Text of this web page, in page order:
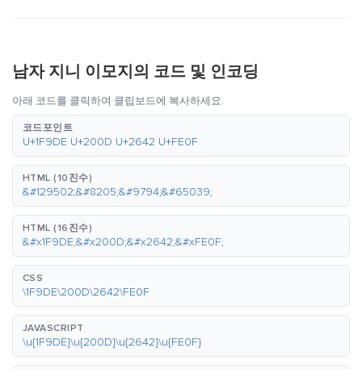
남자 지니 이모지의 코드 및 인코딩
아래 코드를 클릭하여 클립보드에 복사하세요.
코드포인트
U+1F9DE U+200D U+2642 U+FE0F
HTML (10진수)
&#129502;&#8205;&#9794;&#65039;
HTML (16진수)
&#x1F9DE;&#x200D;&#x2642;&#xFE0F;
CSS
\1F9DE\200D\2642\FE0F
JAVASCRIPT
\u{1F9DE}\u{200D}\u{2642}\u{FE0F}